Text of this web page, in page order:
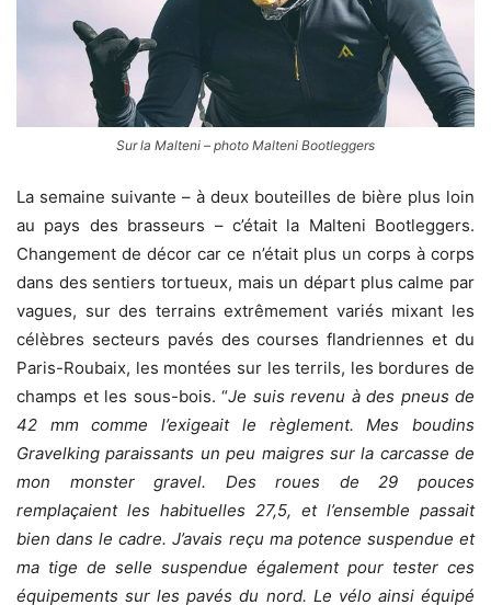
Sur la Malteni – photo Malteni Bootleggers
La semaine suivante – à deux bouteilles de bière plus loin
au pays des brasseurs – c’était la Malteni Bootleggers.
Changement de décor car ce n’était plus un corps à corps
dans des sentiers tortueux, mais un départ plus calme par
vagues, sur des terrains extrêmement variés mixant les
célèbres secteurs pavés des courses flandriennes et du
Paris-Roubaix, les montées sur les terrils, les bordures de
champs et les sous-bois. “Je suis revenu à des pneus de
42 mm comme l’exigeait le règlement. Mes boudins
Gravelking paraissants un peu maigres sur la carcasse de
mon monster gravel. Des roues de 29 pouces
remplaçaient les habituelles 27,5, et l’ensemble passait
bien dans le cadre. J’avais reçu ma potence suspendue et
ma tige de selle suspendue également pour tester ces
équipements sur les pavés du nord. Le vélo ainsi équipé